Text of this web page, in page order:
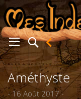
Améthyste
- 16 Août 2017 -